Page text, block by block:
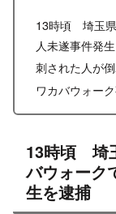
13時頃 埼玉県
人未遂事件発
刺された人が
ワカバウォー
13時頃 埼
バウォーク
生を逮捕